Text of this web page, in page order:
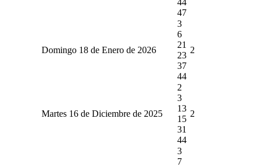
47
Domingo 18 de Enero de 2026
3
6
21
23
37
44
2
Martes 16 de Diciembre de 2025
2
3
13
15
31
44
2
3
7